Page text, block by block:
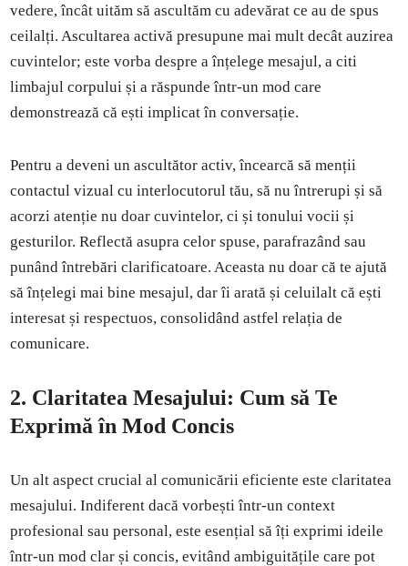
vedere, încât uităm să ascultăm cu adevărat ce au de spus
ceilalți. Ascultarea activă presupune mai mult decât auzirea
cuvintelor; este vorba despre a înțelege mesajul, a citi
limbajul corpului și a răspunde într-un mod care
demonstrează că ești implicat în conversație.
Pentru a deveni un ascultător activ, încearcă să menții
contactul vizual cu interlocutorul tău, să nu întrerupi și să
acorzi atenție nu doar cuvintelor, ci și tonului vocii și
gesturilor. Reflectă asupra celor spuse, parafrazând sau
punând întrebări clarificatoare. Aceasta nu doar că te ajută
să înțelegi mai bine mesajul, dar îi arată și celuilalt că ești
interesat și respectuos, consolidând astfel relația de
comunicare.
2. Claritatea Mesajului: Cum să Te
Exprimă în Mod Concis
Un alt aspect crucial al comunicării eficiente este claritatea
mesajului. Indiferent dacă vorbești într-un context
profesional sau personal, este esențial să îți exprimi ideile
într-un mod clar și concis, evitând ambiguitățile care pot